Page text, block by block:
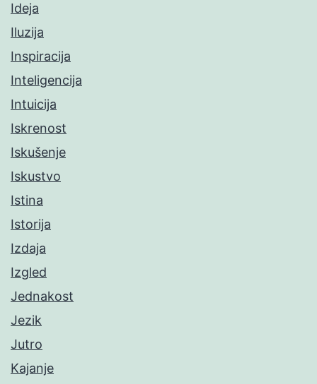
Ideja
Iluzija
Inspiracija
Inteligencija
Intuicija
Iskrenost
Iskušenje
Iskustvo
Istina
Istorija
Izdaja
Izgled
Jednakost
Jezik
Jutro
Kajanje